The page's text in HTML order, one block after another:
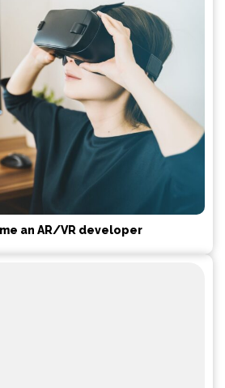
an AR/VR developer